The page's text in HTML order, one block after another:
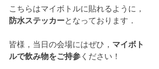
こちらはマイボトルに貼れるように，
防水ステッカーとなっております．
皆様，当日の会場にはぜひ， マイボト
ルで飲み物をご持参 ください！